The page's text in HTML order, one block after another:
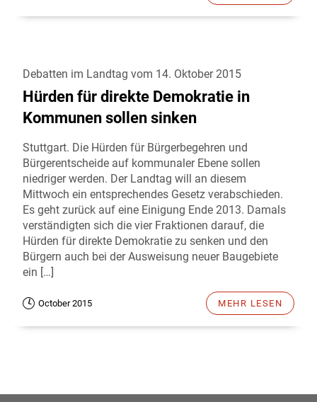
Debatten im Landtag vom 14. Oktober 2015
Hürden für direkte Demokratie in
Kommunen sollen sinken
Stuttgart. Die Hürden für Bürgerbegehren und
Bürgerentscheide auf kommunaler Ebene sollen
niedriger werden. Der Landtag will an diesem
Mittwoch ein entsprechendes Gesetz verabschieden.
Es geht zurück auf eine Einigung Ende 2013. Damals
verständigten sich die vier Fraktionen darauf, die
Hürden für direkte Demokratie zu senken und den
Bürgern auch bei der Ausweisung neuer Baugebiete
ein […]
October 2015 MEHR LESEN